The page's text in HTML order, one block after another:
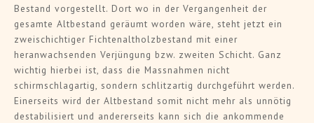
Bestand vorgestellt. Dort wo in der Vergangenheit der
gesamte Altbestand geräumt worden wäre, steht jetzt ein
zweischichtiger Fichtenaltholzbestand mit einer
heranwachsenden Verjüngung bzw. zweiten Schicht. Ganz
wichtig hierbei ist, dass die Massnahmen nicht
schirmschlagartig, sondern schlitzartig durchgeführt werden.
Einerseits wird der Altbestand somit nicht mehr als unnötig
destabilisiert und andererseits kann sich die ankommende